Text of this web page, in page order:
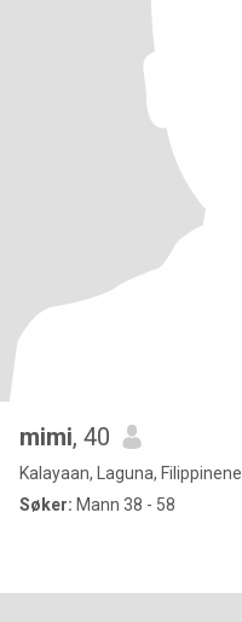
mimi, 40
Kalayaan, Laguna, Filippinene
Søker: Mann 38 - 58